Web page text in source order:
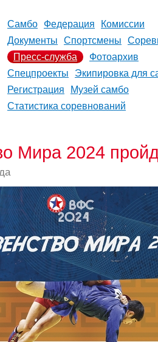
Самбо Федерация
Комиссии
Документы
Спортсмены
Пресс-служба
Фотоархив
Спецпроекты
Экипировка для
Регистрация
Музей самбо
Статистика соревнований
Мира 2024